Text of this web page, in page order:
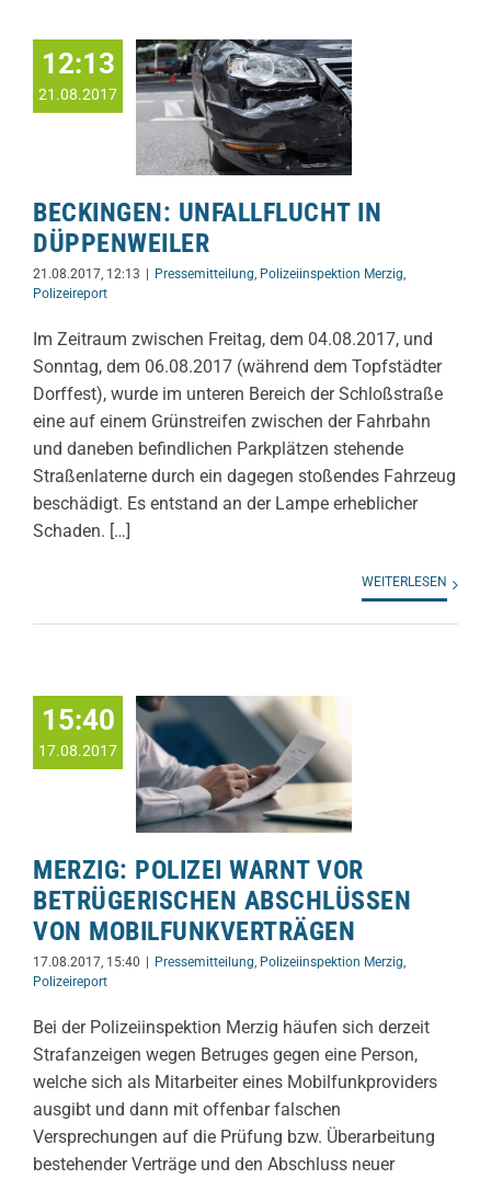
12:13
21.08.2017
BECKINGEN: UNFALLFLUCHT IN
DÜPPENWEILER
21.08.2017, 12:13 Pressemitteilung, Polizeiinspektion Merzig,
Polizeireport
Im Zeitraum zwischen Freitag, dem 04.08.2017, und
Sonntag, dem 06.08.2017 (während dem Topfstädter
Dorffest), wurde im unteren Bereich der Schloßstraße
eine auf einem Grünstreifen zwischen der Fahrbahn
und daneben befindlichen Parkplätzen stehende
Straßenlaterne durch ein dagegen stoßendes Fahrzeug
beschädigt. Es entstand an der Lampe erheblicher
Schaden. […]
WEITERLESEN
15:40
17.08.2017
MERZIG: POLIZEI WARNT VOR
BETRÜGERISCHEN ABSCHLÜSSEN
VON MOBILFUNKVERTRÄGEN
17.08.2017, 15:40 | Pressemitteilung Polizeiinspektion Merzig
Polizeireport
Bei der Polizeiinspektion Merzig häufen sich derzeit
Strafanzeigen wegen Betruges gegen eine Person,
welche sich als Mitarbeiter eines Mobilfunkproviders
ausgibt und dann mit offenbar falschen
Versprechungen auf die Prüfung bzw. Überarbeitung
bestehender Verträge und den Abschluss neuer